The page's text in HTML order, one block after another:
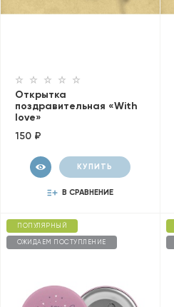
Открытка
поздравительная «With
love»
150 ₽
КУПИТЬ
В СРАВНЕНИЕ
ПОПУЛЯРНЫЙ
ОЖИДАЕМ ПОСТУПЛЕНИЕ